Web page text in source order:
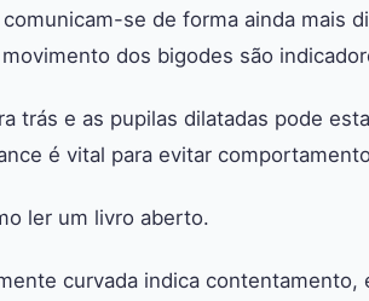
se de forma ainda mais
dos bigodes são
trás e as pupilas dilatadas pode
é vital para evitar
ler um livro aberto.
curvada indica contentamento,